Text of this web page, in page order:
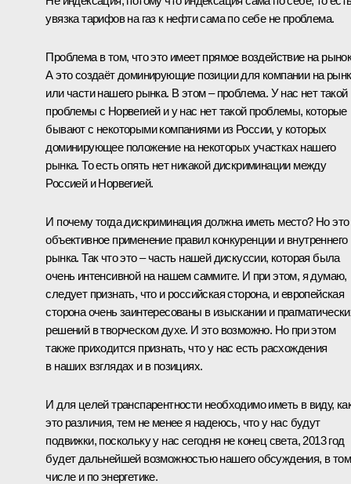
увязка тарифов на газ к нефти сама по себе не проблема.
Проблема в том, что это имеет прямое воздействие на
А это создаёт доминирующие позиции для компании на
или части нашего рынка. В этом – проблема. У нас нет такой
проблемы с Норвегией и у нас нет такой проблемы, которые
бывают с некоторыми компаниями из России, у которых
доминирующее положение на некоторых участках нашего
рынка. То есть опять нет никакой дискриминации между
Россией и Норвегией.
И почему тогда дискриминация должна иметь место? Но это
объективное применение правил конкуренции и внутреннего
рынка. Так что это – часть нашей дискуссии, которая была
очень интенсивной на нашем саммите. И при этом, я думаю,
следует признать, что и российская сторона, и европейская
сторона очень заинтересованы в изыскании и
решений в творческом духе. И это возможно. Но при этом
также приходится признать, что у нас есть расхождения
в наших взглядах и в позициях.
И для целей транспарентности необходимо иметь в виду,
это различия, тем не менее я надеюсь, что у нас будут
подвижки, поскольку у нас сегодня не конец света, 2013 год
будет дальнейшей возможностью нашего обсуждения, в том
числе и по энергетике.